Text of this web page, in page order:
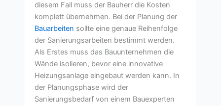
diesem Fall muss der Bauherr die Kosten
komplett übernehmen. Bei der Planung der
Bauarbeiten sollte eine genaue Reihenfolge
der Sanierungsarbeiten bestimmt werden.
Als Erstes muss das Bauunternehmen die
Wände isolieren, bevor eine innovative
Heizungsanlage eingebaut werden kann. In
der Planungsphase wird der
Sanierungsbedarf von einem Bauexperten